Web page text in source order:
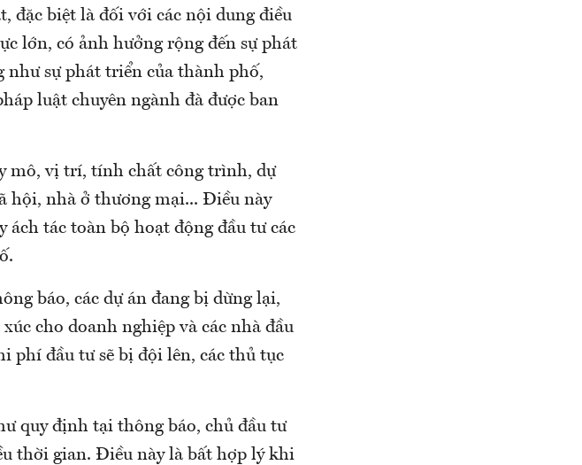
đặc biệt là đối với các nội dung điều
lớn, có ảnh hưởng rộng đến sự phát
như sự phát triển của thành phố,
luật chuyên ngành đà được ban
mô, vị trí, tính chất công trình, dự
hội, nhà ở thương mại... Điều này
tác toàn bộ hoạt động đầu tư các
báo, các dự án đang bị dừng lại,
cho doanh nghiệp và các nhà đầu
phí đầu tư sẽ bị đội lên, các thủ tục
quy định tại thông báo, chủ đầu tư
thời gian. Điều này là bất hợp lý khi